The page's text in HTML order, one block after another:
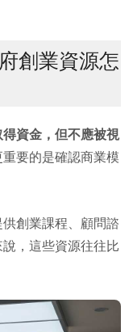
創業資源怎
資金，但不應被視
要的是確認商業模
創業課程、顧問諮
，這些資源往往比